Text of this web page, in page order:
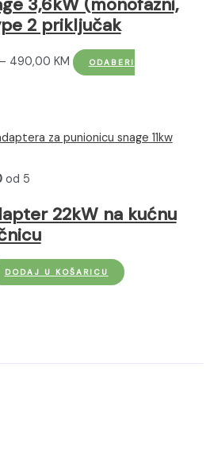
2 priključak
– 490,00 KMRaspon
do
ODABERI
od 5
22kW na kućnu
DODAJ U KOŠARICU